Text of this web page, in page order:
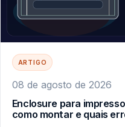
ARTIGO
08 de agosto de 2026
Enclosure para
como montar e quais